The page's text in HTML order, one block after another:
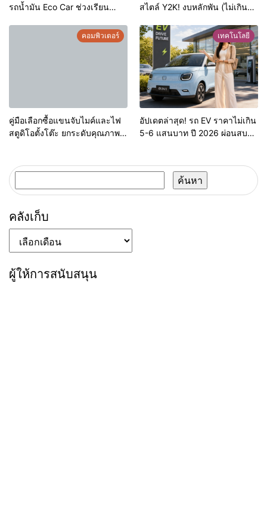
รถน้ำมัน Eco Car ช่วงเรียน
สไตล์ Y2K! งบหลักพัน (ไม่เกิน
คอมพิวเตอร์
คู่มือเลือกซื้อแขนจับไมค์และไฟ
สตูดิโอตั้งโต๊ะ ยกระดับคุณภาพ
เทคโนโลยี
อัปเดตล่าสุด! รถ EV ราคาไม่เกิน
5-6 แสนบาท ปี 2026 ผ่อนสบาย
เทคโนโลยี AI และความปลอดภัย
ค้นหา
สำหรับ:
คลังเก็บ
คลัง
เก็บ
ผู้ให้การสนับสนุน